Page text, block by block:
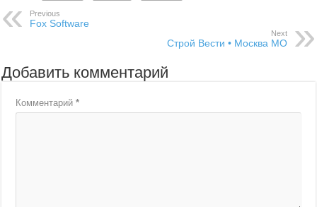
Previous
Fox Software
Next
Строй Вести • Москва МО
Добавить комментарий
Комментарий*